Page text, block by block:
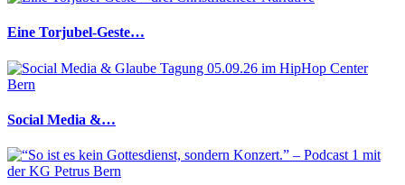
Eine Torjubel-Geste…
Social Media &…